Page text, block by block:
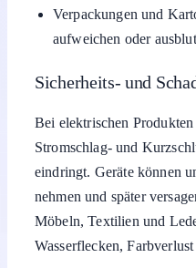
Verpackungen und
aufweichen oder
Sicherheits- und
Bei elektrischen
Stromschlag- und
eindringt. Geräte können
nehmen und später
Möbeln, Textilien und
Wasserflecken,